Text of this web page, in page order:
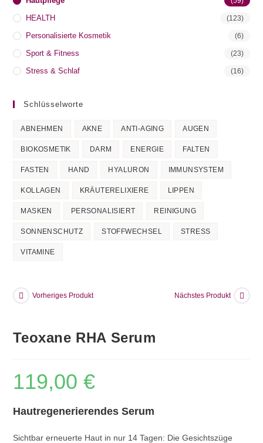
HEALTH (123)
Personalisierte Kosmetik (6)
Sport & Fitness (23)
Stress & Schlaf (16)
Schlüsselworte
ABNEHMEN AKNE ANTI-AGING AUGEN
BIOKOSMETIK DARM ENERGIE FALTEN
FASTEN HAND HYALURON IMMUNSYSTEM
KOLLAGEN KRÄUTERELIXIERE LIPPEN
MASKEN PERSONALISIERT REINIGUNG
SONNENSCHUTZ STOFFWECHSEL STRESS
VITAMINE
Vorheriges Produkt Nächstes Produkt
Teoxane RHA Serum
119,00€
Hautregenerierendes Serum
Sichtbar erneuerte Haut in nur 14 Tagen: Die Gesichtszüge